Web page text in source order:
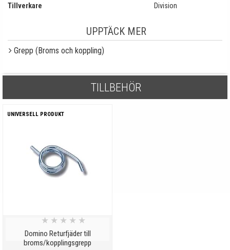
Tillverkare Division
UPPTÄCK MER
Grepp (Broms och koppling)
TILLBEHÖR
UNIVERSELL PRODUKT
Domino Returfjäder till
broms/kopplingsgrepp
★ ★ ★ ★ ★